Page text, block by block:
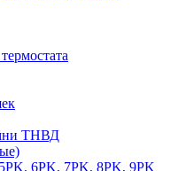
ТНВД
6PK, 7PK, 8PK, 9PK